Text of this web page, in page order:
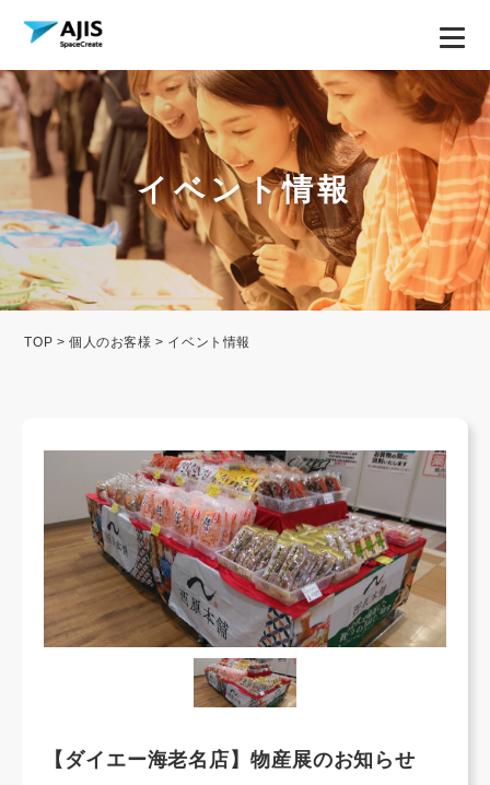
イベント情報
TOP >個人のお客様 > イベント情報
【ダイエー海老名店】物産展のお知らせ